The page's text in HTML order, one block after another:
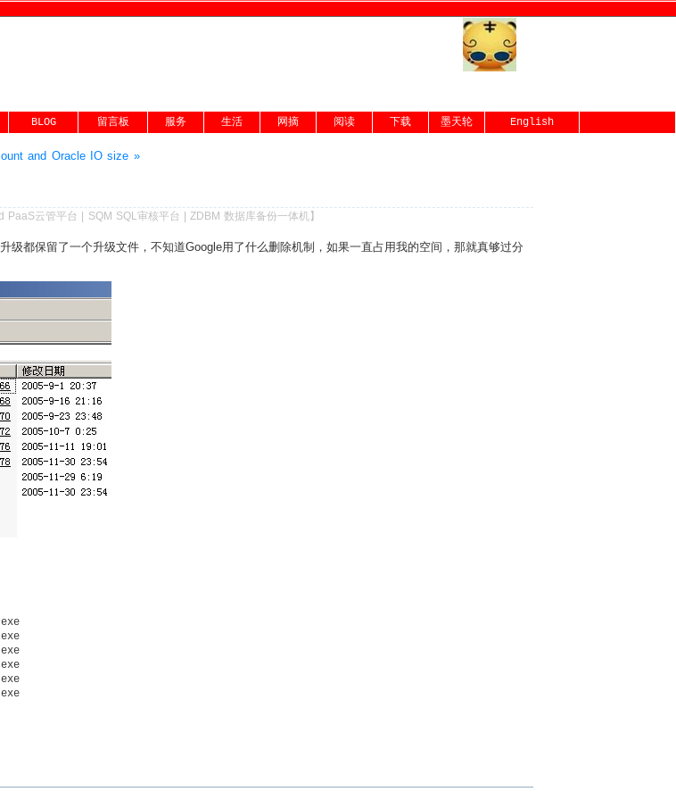
BLOG 留言板 服务 生活 网摘 阅读 下载 墨天轮 English
and Oracle IO size »
PaaS云管平台 SQM SQL审核平台 |ZDBM 数据库备份一体机】
都保留了一个升级文件，不知道Google用了什么删除机制，如果一直占用我的空间，那就真够过分